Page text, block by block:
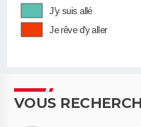
J'y suis allé
Je rêve d'y aller
VOUS